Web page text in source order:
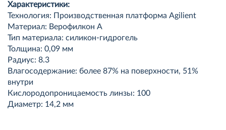
Характеристики:
Технология: Производственная платформа Agilient
Материал: Верофилкон А
Тип материала: силикон-гидрогель
Толщина: 0,09 мм
Радиус: 8.3
Влагосодержание: более 87% на поверхности, 51%
внутри
Кислородопроницаемость линзы: 100
Диаметр: 14,2 мм